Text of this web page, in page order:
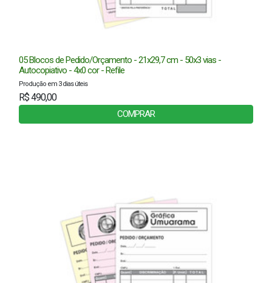
05 Blocos de Pedido/Orçamento - 21x29,7 cm - 50x3 vias -
Autocopiativo - 4x0 cor - Refile
Produção em 3 dias úteis
R$ 490,00
COMPRAR